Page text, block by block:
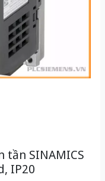
tần SINAMICS
IP20